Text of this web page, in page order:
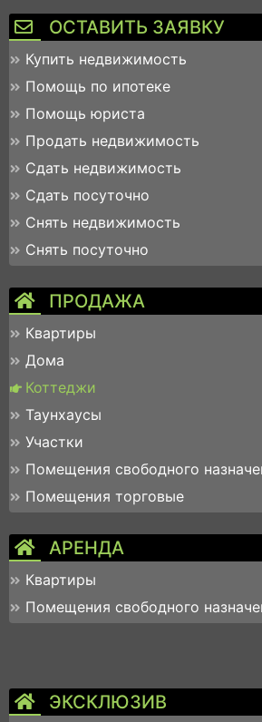
ОСТАВИТЬ ЗАЯВКУ
Купить недвижимость
Помощь по ипотеке
Помощь юриста
Продать недвижимость
Сдать недвижимость
Сдать посуточно
Снять недвижимость
Снять посуточно
ПРОДАЖА
Квартиры
Дома
Коттеджи
Таунхаусы
Участки
Помещения свободного
Помещения торговые
АРЕНДА
Квартиры
Помещения свободного
ЭКСКЛЮЗИВ